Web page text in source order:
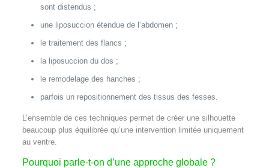
sont distendus ;
une liposuccion étendue de l’abdomen ;
le traitement des flancs ;
la liposuccion du dos ;
le remodelage des hanches ;
parfois un repositionnement des tissus des fesses.
L’ensemble de ces techniques permet de créer une silhouette
beaucoup plus équilibrée qu’une intervention limitée uniquement
au ventre.
Pourquoi parle-t-on d’une approche globale ?